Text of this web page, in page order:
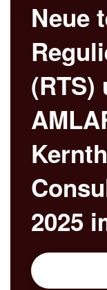
Neue
(RTS)
2025